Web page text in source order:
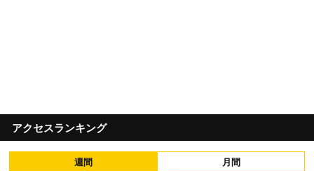
アクセスランキング
週間 月間